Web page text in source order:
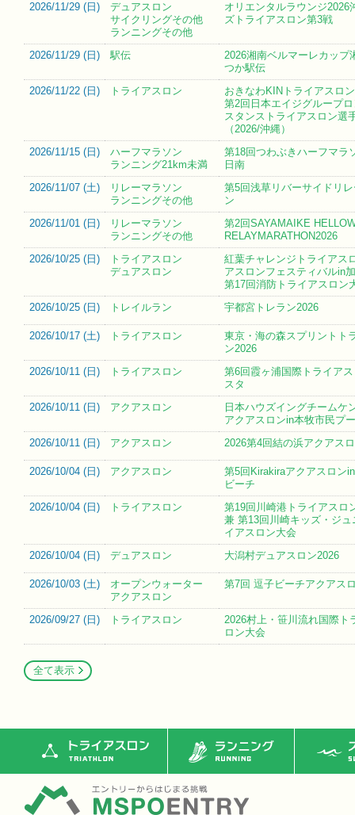
2026/11/29 (日 )
デュアスロン
サイクリングその他
ランニングその他
オリエンタルラウンジ2026
ズトライアスロン第3戦
2026/11/29 (日 ) 駅伝
2026湘南ベルマーレカップ
つか駅伝
2026/11/22 (日 ) トライアスロン
おきなわKINトライアスロ
第2回日本エイジグループ
スタンストライアスロン選
（2026/沖縄）
2026/11/15 (日 )
ハーフマラソン
ランニング21km未満
第18回つわぶきハーフマラ
日南
2026/11/07 (土)
リレーマラソン
ランニングその他
第5回浅草リバーサイドリ
ン
2026/11/01 (日 )
リレーマラソン
ランニングその他
第2回SAYAMAIKE
RELAYMARATHON2026
2026/10/25 (日 )
トライアスロン
デュアスロン
紅葉チャレンジトライアス
アスロンフェスティバルin
第17回消防トライアスロン
2026/10/25 (日 ) トレイルラン 宇都宮トレラン2026
2026/10/17 (土) トライアスロン
東京・海の森スプリントト
ン2026
2026/10/11 (日 ) トライアスロン
第6回霞ヶ浦国際トライア
スタ
2026/10/11 (日 ) アクアスロン
日本ハウズイングチームケ
アクアスロンin本牧市民プ
2026/10/11 (日 ) アクアスロン 2026第4回結の浜アクアス
2026/10/04 (日 ) アクアスロン
第5回Kirakiraアクアスロン
ビーチ
2026/10/04 (日 ) トライアスロン
第19回川崎港トライアスロ
兼 第13回川崎キッズ・ジュ
イアスロン大会
2026/10/04 (日 ) デュアスロン 大潟村デュアスロン2026
2026/10/03 (土)
オープンウォーター
アクアスロン
第7回 逗子ビーチアクアス
2026/09/27 (日 ) トライアスロン
2026村上・笹川流れ国際ト
ロン大会
全て表示
トライアスロン ランニング ス